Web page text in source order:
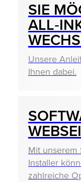
SIE
Unsere
Ihnen dabei.
Mit unserem
Installer
zahlreiche